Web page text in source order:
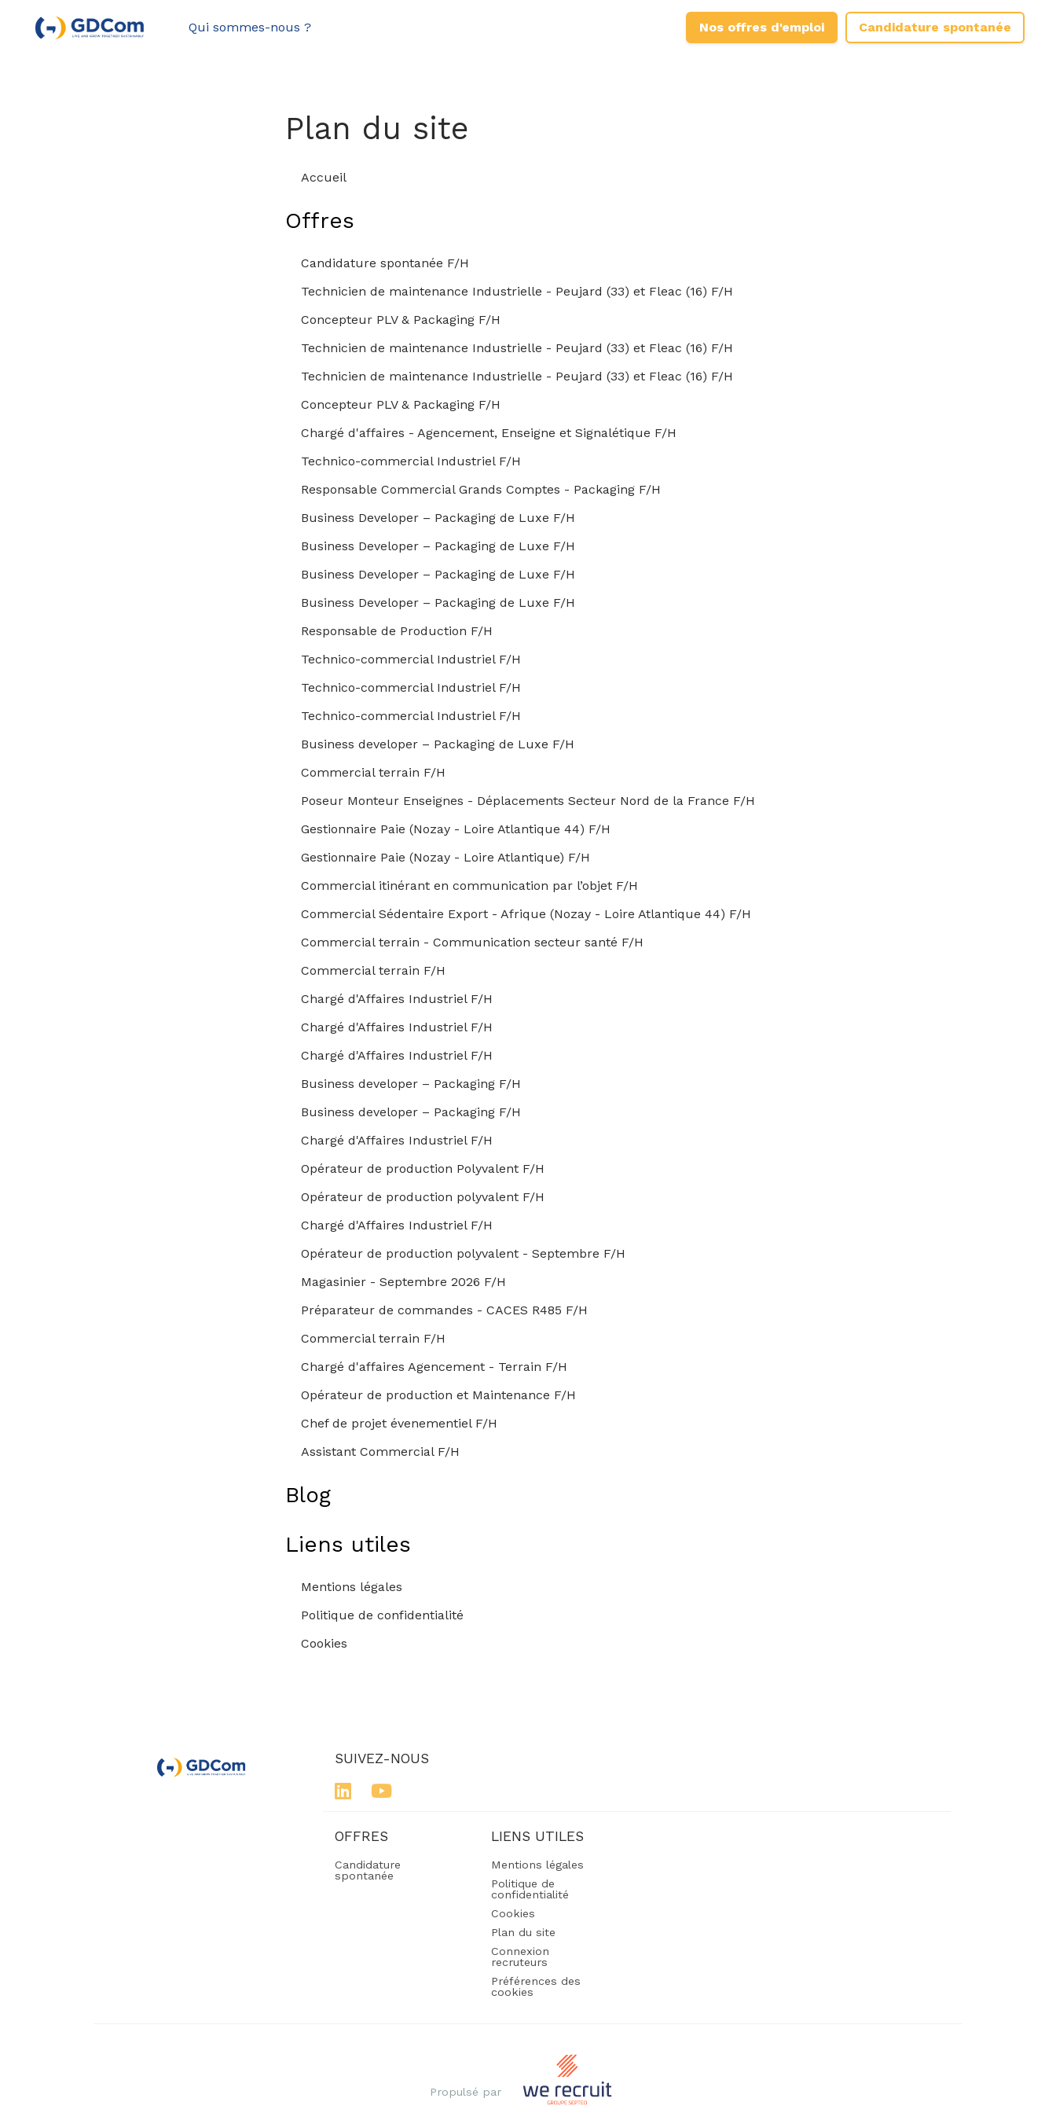
Qui sommes-nous ? Nos offres d'emploi Candidature spontanée
Plan du site
Accueil
Offres
Candidature spontanée F/H
Technicien de maintenance Industrielle - Peujard (33) et Fleac (16) F/H
Concepteur PLV & Packaging F/H
Technicien de maintenance Industrielle - Peujard (33) et Fleac (16) F/H
Technicien de maintenance Industrielle - Peujard (33) et Fleac (16) F/H
Concepteur PLV & Packaging F/H
Chargé d'affaires - Agencement, Enseigne et Signalétique F/H
Technico-commercial Industriel F/H
Responsable Commercial Grands Comptes - Packaging F/H
Business Developer – Packaging de Luxe F/H
Business Developer – Packaging de Luxe F/H
Business Developer – Packaging de Luxe F/H
Business Developer – Packaging de Luxe F/H
Responsable de Production F/H
Technico-commercial Industriel F/H
Technico-commercial Industriel F/H
Technico-commercial Industriel F/H
Business developer – Packaging de Luxe F/H
Commercial terrain F/H
Poseur Monteur Enseignes - Déplacements Secteur Nord de la France F/H
Gestionnaire Paie (Nozay - Loire Atlantique 44) F/H
Gestionnaire Paie (Nozay - Loire Atlantique) F/H
Commercial itinérant en communication par l’objet F/H
Commercial Sédentaire Export - Afrique (Nozay - Loire Atlantique 44) F/H
Commercial terrain - Communication secteur santé F/H
Commercial terrain F/H
Chargé d'Affaires Industriel F/H
Chargé d'Affaires Industriel F/H
Chargé d'Affaires Industriel F/H
Business developer – Packaging F/H
Business developer – Packaging F/H
Chargé d'Affaires Industriel F/H
Opérateur de production Polyvalent F/H
Opérateur de production polyvalent F/H
Chargé d'Affaires Industriel F/H
Opérateur de production polyvalent - Septembre F/H
Magasinier - Septembre 2026 F/H
Préparateur de commandes - CACES R485 F/H
Commercial terrain F/H
Chargé d'affaires Agencement - Terrain F/H
Opérateur de production et Maintenance F/H
Chef de projet évenementiel F/H
Assistant Commercial F/H
Blog
Liens utiles
Mentions légales
Politique de confidentialité
Cookies
SUIVEZ-NOUS
OFFRES
Candidature
spontanée
LIENS UTILES
Mentions légales
Politique de
confidentialité
Cookies
Plan du site
Connexion
recruteurs
Préférences des
cookies
Propulsé par